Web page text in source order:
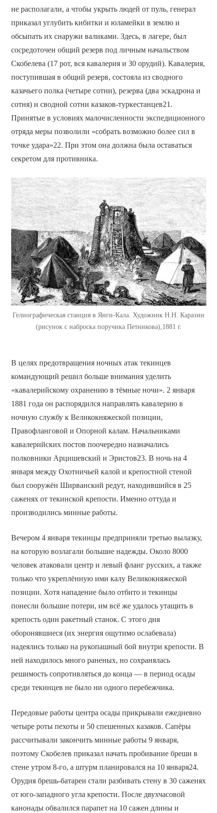
не располагали, а чтобы укрыть людей от пуль, генерал
приказал углубить кибитки и юламейки в землю и
обсыпать их снаружи валиками. Здесь, в лагере, был
сосредоточен общий резерв под личным начальством
Скобелева (17 рот, вся кавалерия и 30 орудий). Кавалерия,
поступившая в общий резерв, состояла из сводного
казачьего полка (четыре сотни), резерва (два эскадрона и
сотня) и сводной сотни казаков-туркестанцев21.
Принятые в условиях малочисленности экспедиционного
отряда меры позволили «собрать возможно более сил в
точке удара»22. При этом она должна была оставаться
секретом для противника.
Гелиографическая станция в Янги-Кала. Художник Н.Н. Каразин
(рисунок с наброска поручика Петникова),1881 г.
В целях предотвращения ночных атак текинцев
командующий решил больше внимания уделить
«кавалерийскому охранению в тёмные ночи». 2 января
1881 года он распорядился направлять кавалерию в
ночную службу к Великокняжеской позиции,
Правофланговой и Опорной калам. Начальниками
кавалерийских постов поочередно назначались
полковники Арцишевский и Эристов23. В ночь на 4
января между Охотничьей калой и крепостной стеной
был сооружён Ширванский редут, находившийся в 25
саженях от текинской крепости. Именно оттуда и
производились минные работы.
Вечером 4 января текинцы предприняли третью вылазку,
на которую возлагали большие надежды. Около 8000
человек атаковали центр и левый фланг русских, а также
только что укреплённую ими калу Великокняжеской
позиции. Хотя нападение было отбито и текинцы
понесли большие потери, им всё же удалось утащить в
крепость один ракетный станок. С этого дня
оборонявшиеся (их энергия ощутимо ослабевала)
надеялись только на рукопашный бой внутри крепости. В
ней находилось много раненых, но сохранялась
решимость сопротивляться до конца — в период осады
среди текинцев не было ни одного перебежчика.
Передовые работы центра осады прикрывали ежедневно
четыре роты пехоты и 50 спешенных казаков. Сапёры
рассчитывали закончить минные работы 9 января,
поэтому Скобелев приказал начать пробивание бреши в
стене утром 8-го, а штурм планировался на 10 января24.
Орудия брешь-батареи стали разбивать стену в 30 саженях
от юго-западного угла крепости. После двухчасовой
канонады обвалился парапет на 10 сажен длины и